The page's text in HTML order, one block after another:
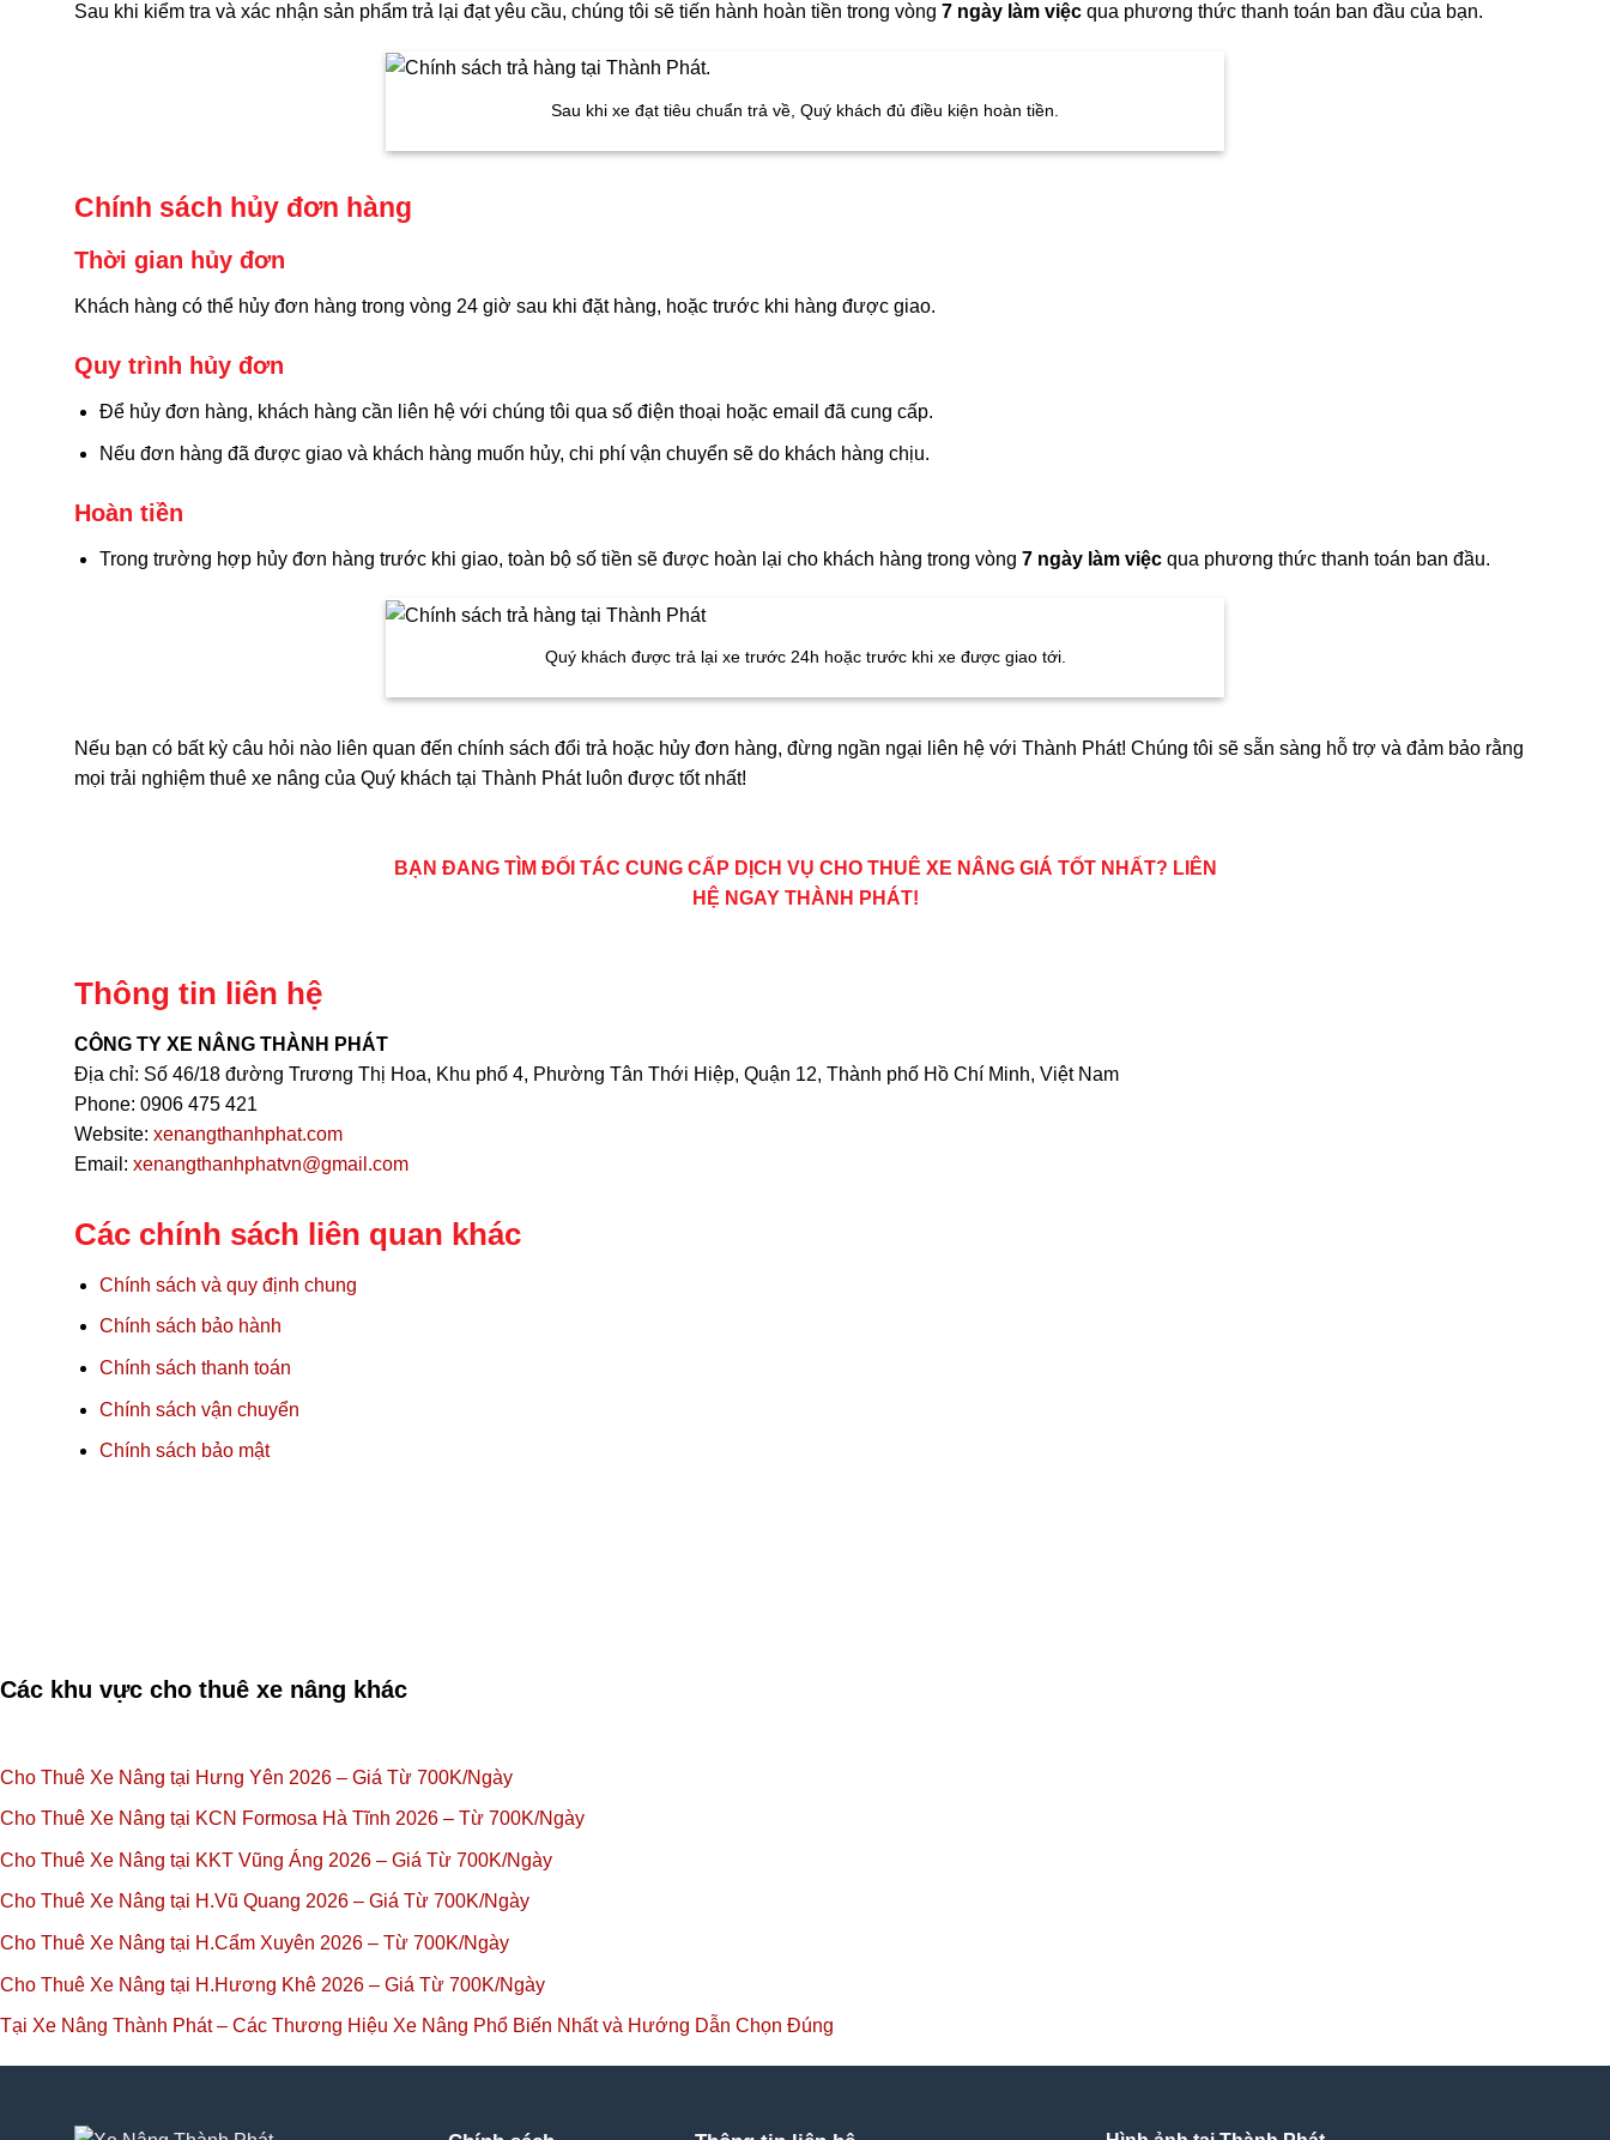
Sau khi kiểm tra và xác nhận sản phẩm trả lại đạt yêu cầu, chúng tôi sẽ tiến hành hoàn tiền trong vòng 7 ngày làm việc qua phương thức thanh toán ban đầu của bạn.
Sau khi xe đạt tiêu chuẩn trả về, Quý khách đủ điều kiện hoàn tiền.
Chính sách hủy đơn hàng
Thời gian hủy đơn
Khách hàng có thể hủy đơn hàng trong vòng 24 giờ sau khi đặt hàng, hoặc trước khi hàng được giao.
Quy trình hủy đơn
Để hủy đơn hàng, khách hàng cần liên hệ với chúng tôi qua số điện thoại hoặc email đã cung cấp.
Nếu đơn hàng đã được giao và khách hàng muốn hủy, chi phí vận chuyển sẽ do khách hàng chịu.
Hoàn tiền
Trong trường hợp hủy đơn hàng trước khi giao, toàn bộ số tiền sẽ được hoàn lại cho khách hàng trong vòng 7 ngày làm việcqua phương thức thanh toán ban đầu.
Quý khách được trả lại xe trước 24h hoặc trước khi xe được giao tới.
Nếu bạn có bất kỳ câu hỏi nào liên quan đến chính sách đổi trả hoặc hủy đơn hàng, đừng ngần ngại liên hệ với Thành Phát! Chúng tôi sẽ sẵn sàng hỗ trợ và đảm bảo rằng
mọi trải nghiệm thuê xe nâng của Quý khách tại Thành Phát luôn được tốt nhất!
BẠN ĐANG TÌM ĐỐI TÁC CUNG CẤP DỊCH VỤ CHO THUÊ XE NÂNG GIÁ TỐT NHẤT? LIÊN
HỆ NGAY THÀNH PHÁT!
Thông tin liên hệ
CÔNG TY XE NÂNG THÀNH PHÁT
Địa chỉ: Số 46/18 đường Trương Thị Hoa, Khu phố 4, Phường Tân Thới Hiệp, Quận 12, Thành phố Hồ Chí Minh, Việt Nam
Phone: 0906 475 421
Website: xenangthanhphat.com
Email: xenangthanhphatvn@gmail.com
Các chính sách liên quan khác
Chính sách và quy định chung
Chính sách bảo hành
Chính sách thanh toán
Chính sách vận chuyển
Chính sách bảo mật
Các khu vực cho thuê xe nâng khác
Cho Thuê Xe Nâng tại Hưng Yên 2026 – Giá Từ 700K/Ngày
Cho Thuê Xe Nâng tại KCN Formosa Hà Tĩnh 2026 – Từ 700K/Ngày
Cho Thuê Xe Nâng tại KKT Vũng Áng 2026 – Giá Từ 700K/Ngày
Cho Thuê Xe Nâng tại H.Vũ Quang 2026 – Giá Từ 700K/Ngày
Cho Thuê Xe Nâng tại H.Cẩm Xuyên 2026 – Từ 700K/Ngày
Cho Thuê Xe Nâng tại H.Hương Khê 2026 – Giá Từ 700K/Ngày
Tại Xe Nâng Thành Phát – Các Thương Hiệu Xe Nâng Phổ Biến Nhất và Hướng Dẫn Chọn Đúng